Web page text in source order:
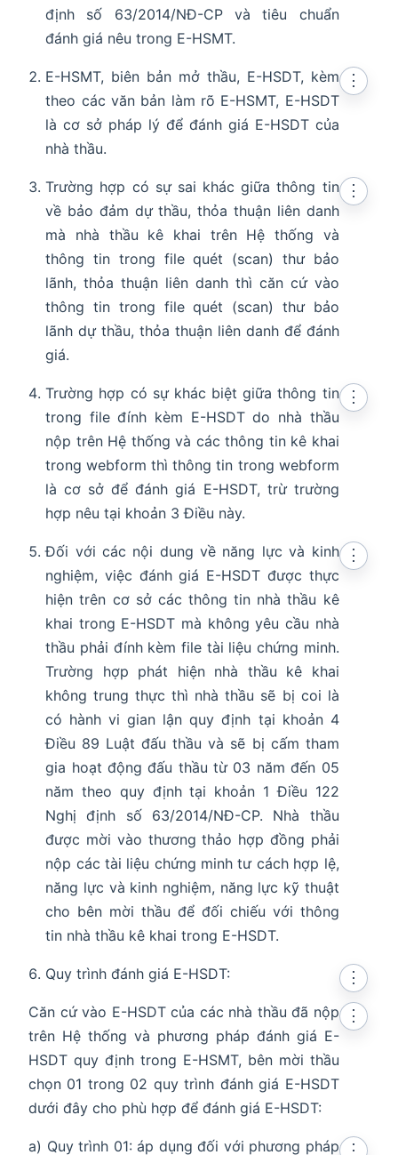
định số 63/2014/NĐ-CP và tiêu chuẩn
đánh giá nêu trong E-HSMT.
E-HSMT, biên bản mở thầu, E-HSDT, kèm
theo các văn bản làm rõ E-HSMT, E-HSDT
là cơ sở pháp lý để đánh giá E-HSDT của
nhà thầu.
⋮
Trường hợp có sự sai khác giữa thông tin
về bảo đảm dự thầu, thỏa thuận liên danh
mà nhà thầu kê khai trên Hệ thống và
thông tin trong file quét (scan) thư bảo
lãnh, thỏa thuận liên danh thì căn cứ vào
thông tin trong file quét (scan) thư bảo
lãnh dự thầu, thỏa thuận liên danh để đánh
giá.
⋮
Trường hợp có sự khác biệt giữa thông tin
trong file đính kèm E-HSDT do nhà thầu
nộp trên Hệ thống và các thông tin kê khai
trong webform thì thông tin trong webform
là cơ sở để đánh giá E-HSDT, trừ trường
hợp nêu tại khoản 3 Điều này.
⋮
Đối với các nội dung về năng lực và kinh
nghiệm, việc đánh giá E-HSDT được thực
hiện trên cơ sở các thông tin nhà thầu kê
khai trong E-HSDT mà không yêu cầu nhà
thầu phải đính kèm file tài liệu chứng minh.
Trường hợp phát hiện nhà thầu kê khai
không trung thực thì nhà thầu sẽ bị coi là
có hành vi gian lận quy định tại khoản 4
Điều 89 Luật đấu thầu và sẽ bị cấm tham
gia hoạt động đấu thầu từ 03 năm đến 05
năm theo quy định tại khoản 1 Điều 122
Nghị định số 63/2014/NĐ-CP. Nhà thầu
được mời vào thương thảo hợp đồng phải
nộp các tài liệu chứng minh tư cách hợp lệ,
năng lực và kinh nghiệm, năng lực kỹ thuật
cho bên mời thầu để đối chiếu với thông
tin nhà thầu kê khai trong E-HSDT.
⋮
Quy trình đánh giá E-HSDT:
⋮
Căn cứ vào E-HSDT của các nhà thầu đã nộp
trên Hệ thống và phương pháp đánh giá E-
HSDT quy định trong E-HSMT, bên mời thầu
chọn 01 trong 02 quy trình đánh giá E-HSDT
dưới đây cho phù hợp để đánh giá E-HSDT:
⋮
a) Quy trình 01: áp dụng đối với phương pháp ⋮